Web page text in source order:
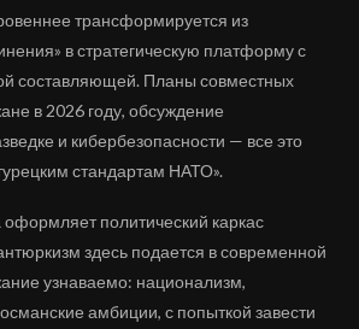
трансформируется из
в стратегическую платформу с
составляющей. Планы совместных
в 2026 году, обсуждение
и кибербезопасности — все это
стандартам НАТО».
оформляет политический каркас
здесь подается в современной
узнаваемо: национализм,
амбиции, с попыткой завести